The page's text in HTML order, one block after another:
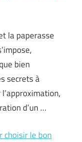
la paperasse
bien
secrets à
d’un …
choisir le bon